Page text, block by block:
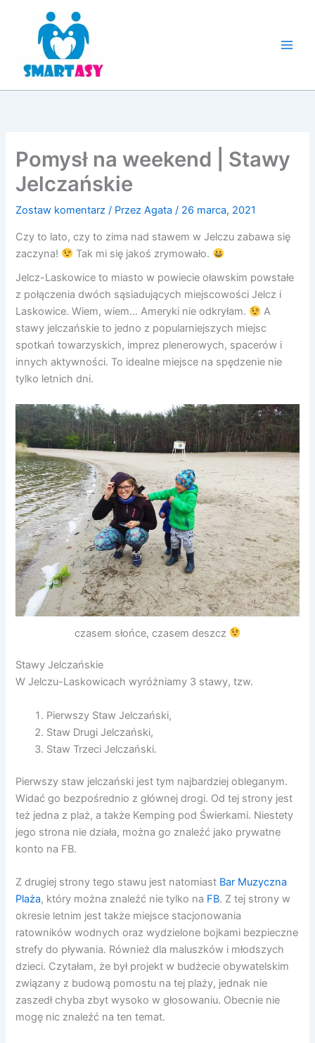
Pomysł na weekend | Stawy
Jelczańskie
Zostaw komentarz / PrzezAgata/ 26 marca, 2021
Czy to lato, czy to zima nad stawem w Jelczu zabawa się
zaczyna!
Tak mi się jakoś zrymowało.
Jelcz-Laskowice to miasto w powiecie oławskim powstałe
z połączenia dwóch sąsiadujących miejscowości Jelcz i
Laskowice. Wiem, wiem… Ameryki nie odkryłam.
A
stawy jelczańskie to jedno z popularniejszych miejsc
spotkań towarzyskich, imprez plenerowych, spacerów i
innych aktywności. To idealne miejsce na spędzenie nie
tylko letnich dni.
czasem słońce, czasem deszcz
Stawy Jelczańskie
W Jelczu-Laskowicach wyróżniamy 3 stawy, tzw.
Pierwszy Staw Jelczański,
Staw Drugi Jelczański,
Staw Trzeci Jelczański.
Pierwszy staw jelczański jest tym najbardziej obleganym.
Widać go bezpośrednio z głównej drogi. Od tej strony jest
też jedna z plaż, a także Kemping pod Świerkami. Niestety
jego strona nie działa, można go znaleźć jako prywatne
konto na FB.
Z drugiej strony tego stawu jest natomiast Bar Muzyczna
Plaża, który można znaleźć nie tylko na FB. Z tej strony w
okresie letnim jest także miejsce stacjonowania
ratowników wodnych oraz wydzielone bojkami bezpieczne
strefy do pływania. Również dla maluszków i młodszych
dzieci. Czytałam, że był projekt w budżecie obywatelskim
związany z budową pomostu na tej plaży, jednak nie
zaszedł chyba zbyt wysoko w głosowaniu. Obecnie nie
mogę nic znaleźć na ten temat.